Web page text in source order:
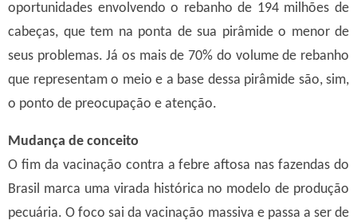
oportunidades envolvendo o rebanho de 194 milhões de
cabeças, que tem na ponta de sua pirâmide o menor de
seus problemas. Já os mais de 70% do volume de rebanho
que representam o meio e a base dessa pirâmide são, sim,
o ponto de preocupação e atenção.
Mudança de conceito
O fim da vacinação contra a febre aftosa nas fazendas do
Brasil marca uma virada histórica no modelo de produção
pecuária. O foco sai da vacinação massiva e passa a ser de